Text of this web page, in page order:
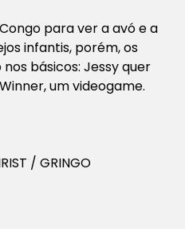
para ver a avó e a
infantis, porém, os
básicos: Jessy quer
um videogame.
/ GRINGO